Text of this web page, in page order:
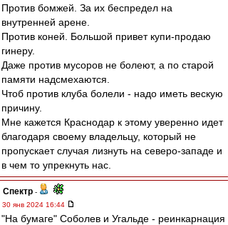
Против бомжей. За их беспредел на
внутренней арене.
Против коней. Большой привет купи-продаю
гинеру.
Даже против мусоров не болеют, а по старой
памяти надсмехаются.
Чтоб против клуба болели - надо иметь вескую
причину.
Мне кажется Краснодар к этому уверенно идет
благодаря своему владельцу, который не
пропускает случая лизнуть на северо-западе и
в чем то упрекнуть нас.
Спектр -
30 янв 2024 16:44
"На бумаге" Соболев и Угальде - реинкарнация